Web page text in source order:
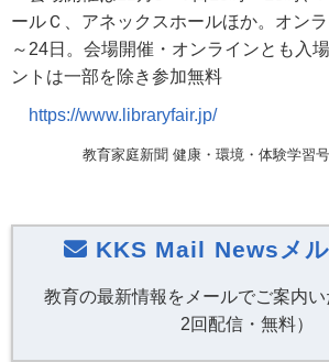
ールＣ、アネックスホールほか。オン
～24日。会場開催・オンラインとも入
ントは一部を除き参加無料
https://www.libraryfair.jp/
教育家庭新聞 健康・環境・体験学習
KKS Mail Newsメ
教育の最新情報をメールでご案内い
2回配信・無料）